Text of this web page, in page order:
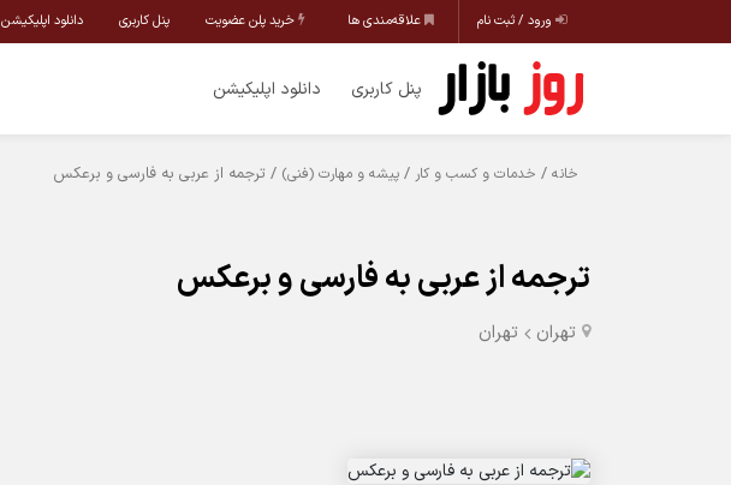
ورود / ثبت نام علاقه‌مندی ها خرید پلن عضویت پنل کاربری دانلود اپلیکیشن
پنل کاربری دانلود اپلیکیشن
خانه / خدمات و کسب و کار / پیشه و مهارت (فنی) / ترجمه از عربی به فارسی و برعکس
ترجمه از عربی به فارسی و برعکس
تهران تهران